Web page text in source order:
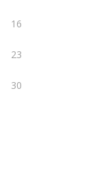
16
23
30